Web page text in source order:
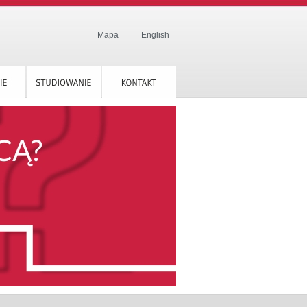
Mapa English